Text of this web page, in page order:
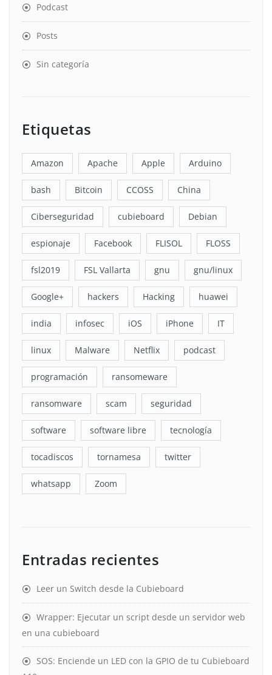
Podcast
Posts
Sin categoría
Etiquetas
Amazon Apache Apple Arduino
bash Bitcoin CCOSS China
Ciberseguridad cubieboard Debian
espionaje Facebook FLISOL FLOSS
fsl2019 FSL Vallarta gnu gnu/linux
Google+ hackers Hacking huawei
india infosec iOS iPhone IT
linux Malware Netflix podcast
programación ransomeware
ransomware scam seguridad
software software libre tecnología
tocadiscos tornamesa twitter
whatsapp Zoom
Entradas recientes
Leer un Switch desde la Cubieboard
Wrapper: Ejecutar un script desde un servidor web
en una cubieboard
SOS: Enciende un LED con la GPIO de tu Cubieboard